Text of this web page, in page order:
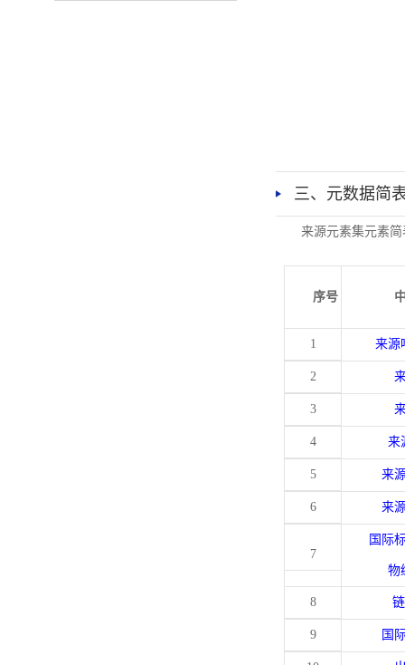
三、元数据简
来源元素集元素简
序号
1 来源
2
3
4 来
5 来
6 来
7
国际
物
8
9 国